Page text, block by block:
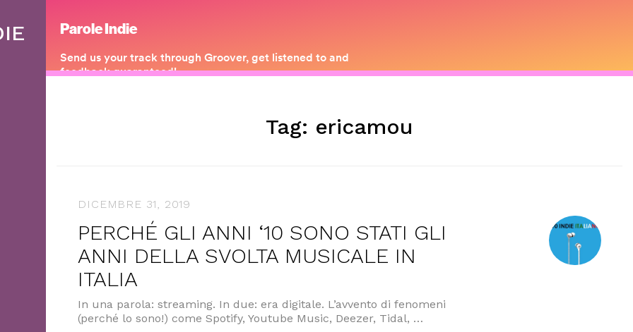
Tag: ericamou
DICEMBRE 31, 2019
PERCHÉ GLI ANNI ‘10 SONO STATI GLI
ANNI DELLA SVOLTA MUSICALE IN
ITALIA
In una parola: streaming. In due: era digitale. L’avvento di fenomeni
(perché lo sono!) come Spotify, Youtube Music, Deezer, Tidal, …